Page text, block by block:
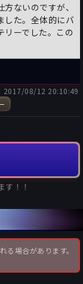
ないのですが、
した。全体的にバ
リーでした。この
2017/08/12 20:10:49
！！
場合があります。